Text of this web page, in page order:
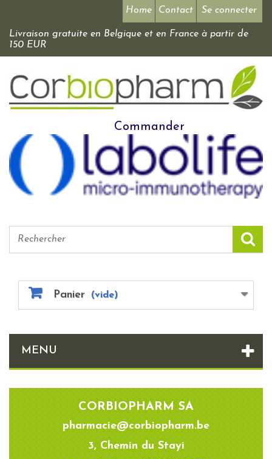
Se connecter
Home Contact
Livraison gratuite en Belgique et en France à partir de
150 EUR
Commander
Panier (vide)
MENU
CORBIOPHARM SA
pharmacie@corbiopharm.be
3, Chemin du Stayi